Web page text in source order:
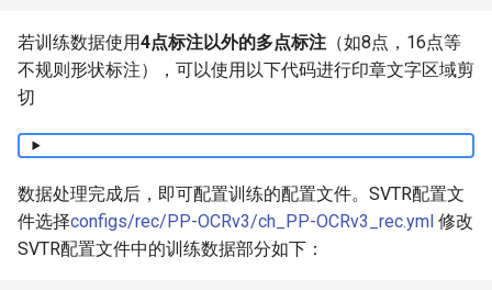
若训练数据使用4点标注以外的多点标注 （如8点，16点等
不规则形状标注），可以使用以下代码进行印章文字区域剪
切
数据处理完成后，即可配置训练的配置文件。SVTR配置文
件选择configs/rec/PP-OCRv3/ch_PP-OCRv3_rec.yml 修改
SVTR配置文件中的训练数据部分如下：